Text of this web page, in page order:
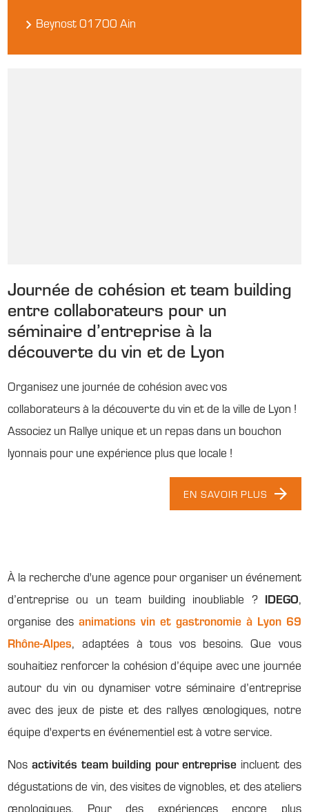
Beynost 01700 Ain
Journée de cohésion et team building
entre collaborateurs pour un
séminaire d’entreprise à la
découverte du vin et de Lyon
Organisez une journée de cohésion avec vos
collaborateurs à la découverte du vin et de la ville de Lyon !
Associez un Rallye unique et un repas dans un bouchon
lyonnais pour une expérience plus que locale !
EN SAVOIR PLUS
À la recherche d'une agence pour organiser un événement
d’entreprise ou un team building inoubliable ? IDEGO,
organise desanimations vin et gastronomie à Lyon 69
Rhône-Alpes, adaptées à tous vos besoins. Que vous
souhaitiez renforcer la cohésion d’équipe avec une journée
autour du vin ou dynamiser votre séminaire d’entreprise
avec des jeux de piste et des rallyes œnologiques, notre
équipe d'experts en événementiel est à votre service.
Nos activités team building pour entreprise incluent des
dégustations de vin, des visites de vignobles, et des ateliers
œnologiques. Pour des expériences encore plus